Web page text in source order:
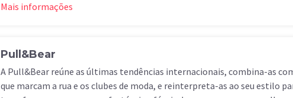
Mais informações
Pull&Bear
A Pull&Bear reúne as últimas tendências internacionais, combina-as
que marcam a rua e os clubes de moda, e reinterpreta-as ao seu estilo